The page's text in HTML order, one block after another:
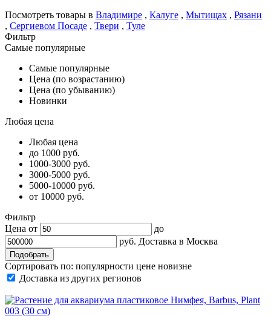
Посмотреть товары в Владимире , Калуге , Мытищах , Рязани
, Сергиевом Посаде , Твери , Туле
Фильтр
Самые популярные
Самые популярные
Цена (по возрастанию)
Цена (по убыванию)
Новинки
Любая цена
Любая цена
до 1000 руб.
1000-3000 руб.
3000-5000 руб.
5000-10000 руб.
от 10000 руб.
Фильтр
Цена от
до
руб. Доставка в Москва
Сортировать по: популярности цене новизне
Доставка из других регионов